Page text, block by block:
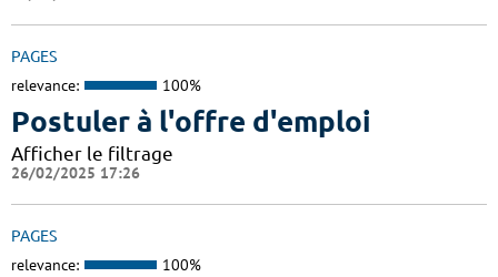
PAGES
relevance: 100%
Postuler à l'offre d'emploi
Afficher le filtrage
26/02/2025 17:26
PAGES
relevance: 100%